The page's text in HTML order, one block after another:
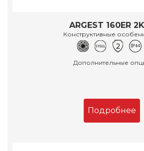
ARGEST 160ER
Конструктивные
Дополнительные
Подробнее